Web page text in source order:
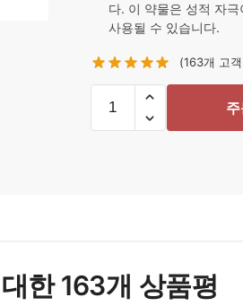
다. 이 약물은 성적 자
사용될 수 있습니다.
(163개 고
50
포
한 163개 상품평